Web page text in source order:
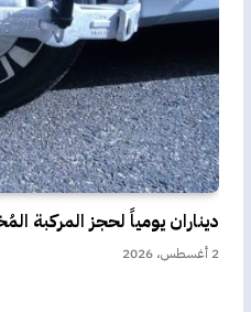
ديناران يومياً لحجز المركبة
2 أغسطس، 2026